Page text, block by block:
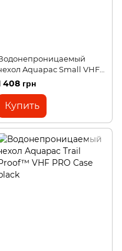
Aquapac Small VHF
Case grey
408 грн
Купить